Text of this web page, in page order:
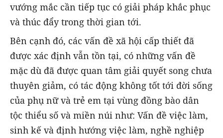
vướng mắc cần tiếp tục có giải pháp khắc phục
và thúc đẩy trong thời gian tới.
Bên cạnh đó, các vấn đề xã hội cấp thiết đã
được xác định vẫn tồn tại, có những vấn đề
mặc dù đã được quan tâm giải quyết song chưa
thuyên giảm, có tác động không tốt tới đời sống
của phụ nữ và trẻ em tại vùng đồng bào dân
tộc thiểu số và miền núi như: Vấn đề việc làm,
sinh kế và định hướng việc làm, nghề nghiệp